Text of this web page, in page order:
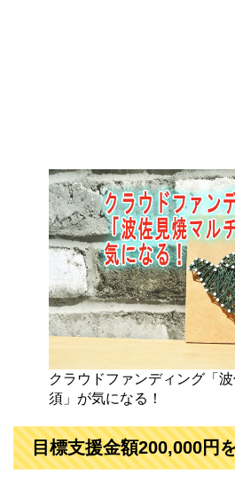
クラウドファンディング「
須」が気になる！
目標支援金額200,000円